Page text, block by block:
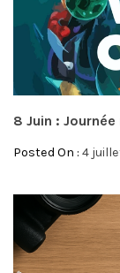
8 Juin :
Posted On : 4